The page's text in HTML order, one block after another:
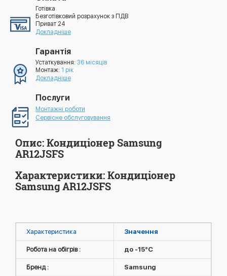
Готівка
Безготівковий розрахунок з ПДВ
Приват 24
Докладніше
Гарантія
Устаткування: 36 місяців
Монтаж: 1 рік
Докладніше
Послуги
Монтажні роботи
Сервісне обслуговування
Опис: Кондиціонер Samsung
AR12JSFS
Характеристики: Кондиціонер
Samsung AR12JSFS
Характеристика Значення
Робота на обігрів : до -15°C
Бренд : Samsung